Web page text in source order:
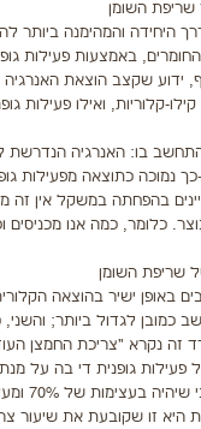
שריפת השומן
היחידה והמהימנה ביותר
באמצעות פעילות
ידוע שקצב הוצאת האנרגיה
נמוכה כתוצאה מפעילות
בהפחתה במשקל אין זה
כלומר, כמה אנו מכניסים
שריפת השומן
באופן ישיר בהוצאה
כמובן לגדול ביותר;
פעילות גופנית די בה על
היא זו שקובעת את שיעור